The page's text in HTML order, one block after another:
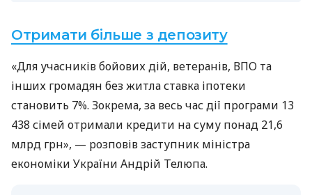
Отримати більше з депозиту
«Для учасників бойових дій, ветеранів, ВПО та
інших громадян без житла ставка іпотеки
становить 7%. Зокрема, за весь час дії програми 13
438 сімей отримали кредити на суму понад 21,6
млрд грн», — розповів заступник міністра
економіки України Андрій Телюпа.